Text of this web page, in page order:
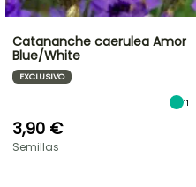
Catananche caerulea Amor
Blue/White
EXCLUSIVO
11
3,90 €
Semillas